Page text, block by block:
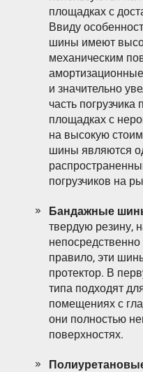
площадках с
Ввиду
шины имеют
механическим
и значительно
часть
площадках с
на высокую
шины являются
погрузчиков на
Бандажные
твердую резину,
непосредственно
правило, эти
протектор. В
типа подходят
помещениях с
они полностью
поверхностях.